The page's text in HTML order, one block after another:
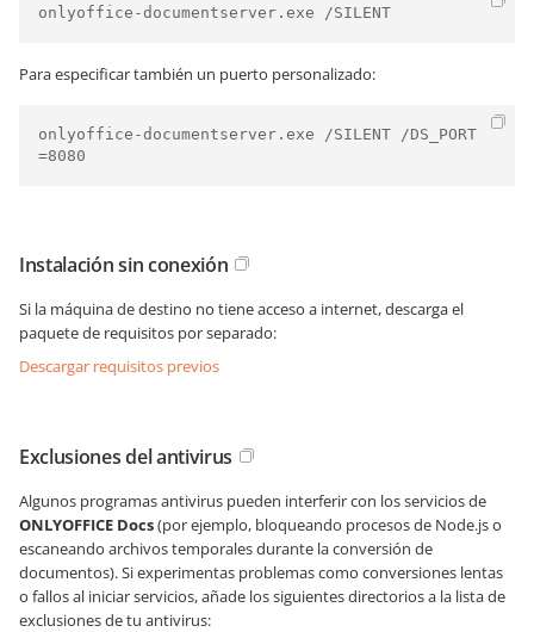
onlyoffice-documentserver.exe /SILENT
Para especificar también un puerto personalizado:
onlyoffice-documentserver.exe /SILENT /DS_PORT
=8080
Instalación sin conexión
Si la máquina de destino no tiene acceso a internet, descarga el
paquete de requisitos por separado:
Descargar requisitos previos
Exclusiones del antivirus
Algunos programas antivirus pueden interferir con los servicios de
ONLYOFFICE Docs(por ejemplo, bloqueando procesos de Node.js o
escaneando archivos temporales durante la conversión de
documentos). Si experimentas problemas como conversiones lentas
o fallos al iniciar servicios, añade los siguientes directorios a la lista de
exclusiones de tu antivirus: